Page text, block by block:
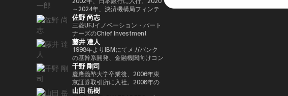
びます。
ページおよび無料メールサービス
提供企業であるHong Kong
Cybercity/Freenationを設立し
ました。1998年には、多言語対
応のホワイトラベルWebサービ
スの先駆者として高く評価された
Outblazeを設立しました。2009
年にはOutblazeのメッセージン
グ事業をIBMに売却し、その後
Outblazeを、デジタルエンター
テインメント分野のサービスや製
UNDER 40 ART andTECH、
Asia Digital Art Award優秀賞、
文化庁メディア芸術祭アート部門
審査委員会推薦作品多数。
ジタル資産運用、プライベートバ
ンキング、トレーディング・イン
フラストラクチャー分野に注力し
てきました。
とともに多彩なプロジェクトを展
開している。
http://salon.horiemon.com 著
書 『金を使うならカラダに使
え。』『ＣｈａｔＧＰＴ ｖｓ．
未来のない仕事をする人たち』
『２０３５ １０年後のニッポ
ン ホリエモンの未来予測大全』
など
発展をリードしています。 キャ
リアは伝統的な金融業界からスタ
ートし、Lehman Brothers、
BNP Paribas、JPMorganなどで
要職を歴任しました。 Ethereum
Foundation参画前は、
JPMorganのブロックチェーン部
門であるKinexysに所属し、JPM
CoinやTokenized Depositsなど
のプロダクト推進を担当していま
した。
兼CEOであり、また Supercycle
Genesis Partners, LP のCEO兼
最高投資責任者（CIO）を務めて
いる。同ファンドは、ビットコイ
ン専業としては世界初のアルゴリ
ズム型暗号資産ヘッジファンドで
あり、各サイクルの高値でビット
コインを売却し、底値でより多く
を買い戻すという投資仮説を掲げ
ている。 ターピンは35年以上に
わたり連続起業家および投資家と
～2024年、決済機構局フィンテ
ックグループ長。2024〜2025
年、FinTech副センター長、デジ
タル通貨検証グループ長。2025
年7月より出向し、現職。2025年
4月より東京大学大学院経済学研
究科CARF招聘研究員。 訳書に
『ビットコインとブロックチェー
ン：暗号通貨を支える技術』
（NTT出版）、『マスタリン
グ・イーサリアム ―スマートコ
佐野 尚志
三菱UFJイノベーション・パート
ナーズのChief Investment
Officerとして、AUM 800億円の
ファンドにおいて日・米・アジア
を中心にスタートアップ出資と事
業開発の責任者を担う。MUIP参
画以前は独立系VCのGlobal
Brainにて、国内外スタートアッ
プ投資やCVCの運営に従事。そ
藤井 達人
1998年よりIBMにてメガバンク
の基幹系開発、金融機関向けコン
サル業務に従事。 Microsoftを経
てMUFGのイノベーション事業に
参画しDXプロジェクトをリー
ド。 auフィナンシャルホールデ
千野 剛司
慶應義塾大学卒業後、2006年東
京証券取引所に入社。2008年の
金融危機以降、債務不履行管理プ
山田 岳樹